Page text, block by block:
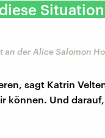
der Alice Salomon
sagt Katrin
können. Und